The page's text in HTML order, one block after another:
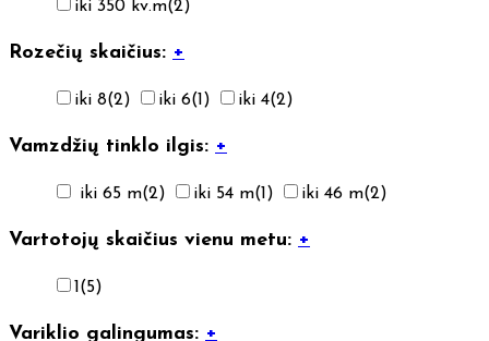
iki 350 kv.m(2)
Rozečių skaičius: +
iki 8(2) iki 6(1) iki 4(2)
Vamzdžių tinklo ilgis: +
iki 65 m(2) iki 54 m(1) iki 46 m(2)
Vartotojų skaičius vienu metu: +
1 (5)
Variklio galingumas: +